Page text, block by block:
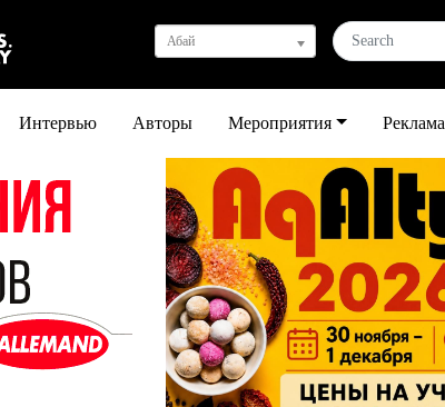
Абай
Интервью Авторы Мероприятия Реклама